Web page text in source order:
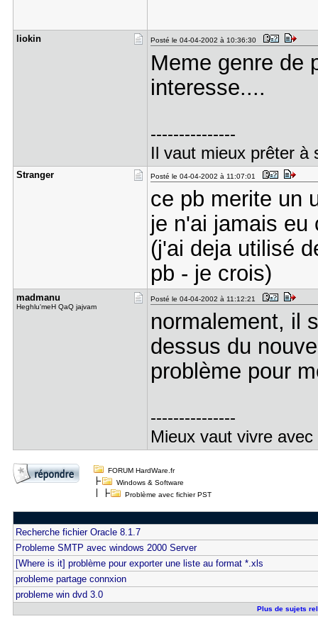
liokin Posté le 04-04-2002 à 10:36:30
Meme genre de
interesse....
---------------
Il vaut mieux prêter à
Stranger Posté le 04-04-2002 à 11:07:01
ce pb merite un
je n'ai jamais eu
(j'ai deja utilisé
pb - je crois)
madmanu
Heghlu'meH QaQ jajvam
Posté le 04-04-2002 à 11:12:21
normalement, il
dessus du
problème pour
---------------
Mieux vaut vivre
FORUM HardWare.fr
Windows & Software
Problème avec fichier PST
Recherche fichier Oracle 8.1.7
Probleme SMTP avec windows 2000 Server
[Where is it] problème pour exporter une liste au format *.xls
probleme partage connxion
probleme win dvd 3.0
Plus de sujets